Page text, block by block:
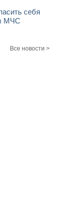
себя
МЧС
Все новости >